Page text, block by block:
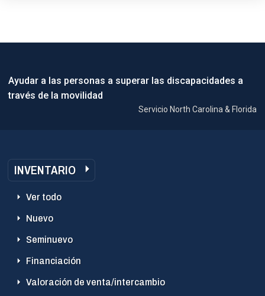
Ayudar a las personas a superar las discapacidades a
través de la movilidad
Servicio North Carolina & Florida
INVENTARIO
Ver todo
Nuevo
Seminuevo
Financiación
Valoración de venta/intercambio